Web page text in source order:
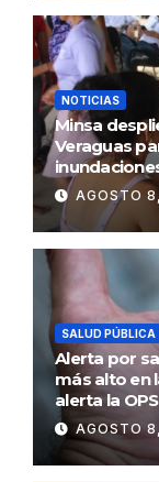
NOTICIAS
Minsa
Veraguas
AGOSTO
SALUD PÚBLICA
Alerta por
más alto en
alerta la OPS
AGOSTO